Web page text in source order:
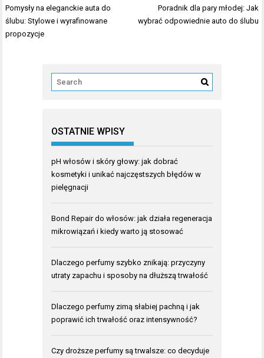
Nawigacja
wpisu
Pomysły na eleganckie auta do
ślubu: Stylowe i wyrafinowane
propozycje
Poradnik dla pary młodej: Jak
wybrać odpowiednie auto do ślubu
OSTATNIE WPISY
pH włosów i skóry głowy: jak dobrać
kosmetyki i unikać najczęstszych błędów w
pielęgnacji
Bond Repair do włosów: jak działa regeneracja
mikrowiązań i kiedy warto ją stosować
Dlaczego perfumy szybko znikają: przyczyny
utraty zapachu i sposoby na dłuższą trwałość
Dlaczego perfumy zimą słabiej pachną i jak
poprawić ich trwałość oraz intensywność?
Czy droższe perfumy są trwalsze: co decyduje